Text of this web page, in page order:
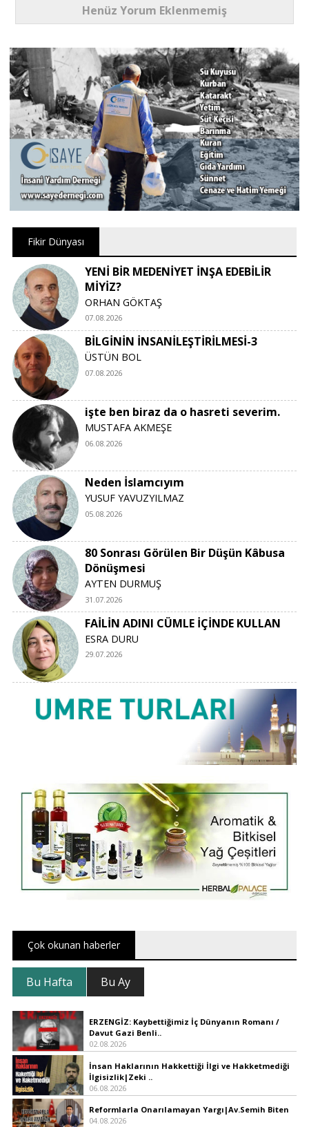
Henüz Yorum Eklenmemiş
Fikir Dünyası
YENİ BİR MEDENİYET İNŞA EDEBİLİR
MİYİZ?
ORHAN GÖKTAŞ
07.08.2026
BİLGİNİN İNSANİLEŞTİRİLMESİ-3
ÜSTÜN BOL
07.08.2026
işte ben biraz da o hasreti severim.
MUSTAFA AKMEŞE
06.08.2026
Neden İslamcıyım
YUSUF YAVUZYILMAZ
05.08.2026
80 Sonrası Görülen Bir Düşün Kâbusa
Dönüşmesi
AYTEN DURMUŞ
31.07.2026
FAİLİN ADINI CÜMLE İÇİNDE KULLAN
ESRA DURU
29.07.2026
Çok okunan haberler
Bu Hafta Bu Ay
ERZENGİZ: Kaybettiğimiz İç Dünyanın Romanı /
Davut Gazi Benli..
02.08.2026
İnsan Haklarının Hakkettiği İlgi ve Hakketmediği
İlgisizlik|Zeki ..
06.08.2026
Reformlarla Onarılamayan Yargı|Av.Semih Biten
04.08.2026